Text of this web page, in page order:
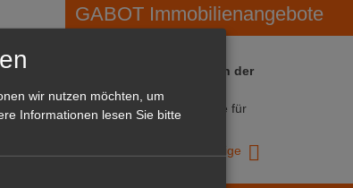
GABOT Immobilienangebote
1A-Lage, ihre Chance in der
grünen Branche
Repräsentative Immobilie für
zur Anzeige
wir nutzen möchten, um
Informationen lesen Sie bitte